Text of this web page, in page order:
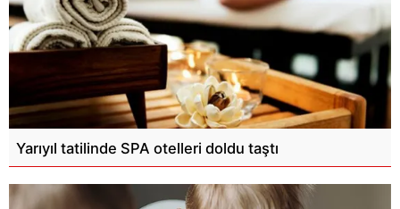
Yarıyıl tatilinde SPA otelleri doldu taştı